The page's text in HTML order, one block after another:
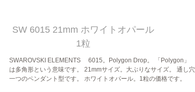
SW 6015 21mm ホワイトオパール
1粒
SWAROVSKI ELEMENTS 6015。Polygon Drop。 「Polygon」
は多角形という意味です。 21mmサイズ。大ぶりなサイズ。 通し穴
一つのペンダント型です。 ホワイトオパール。1粒の価格です。